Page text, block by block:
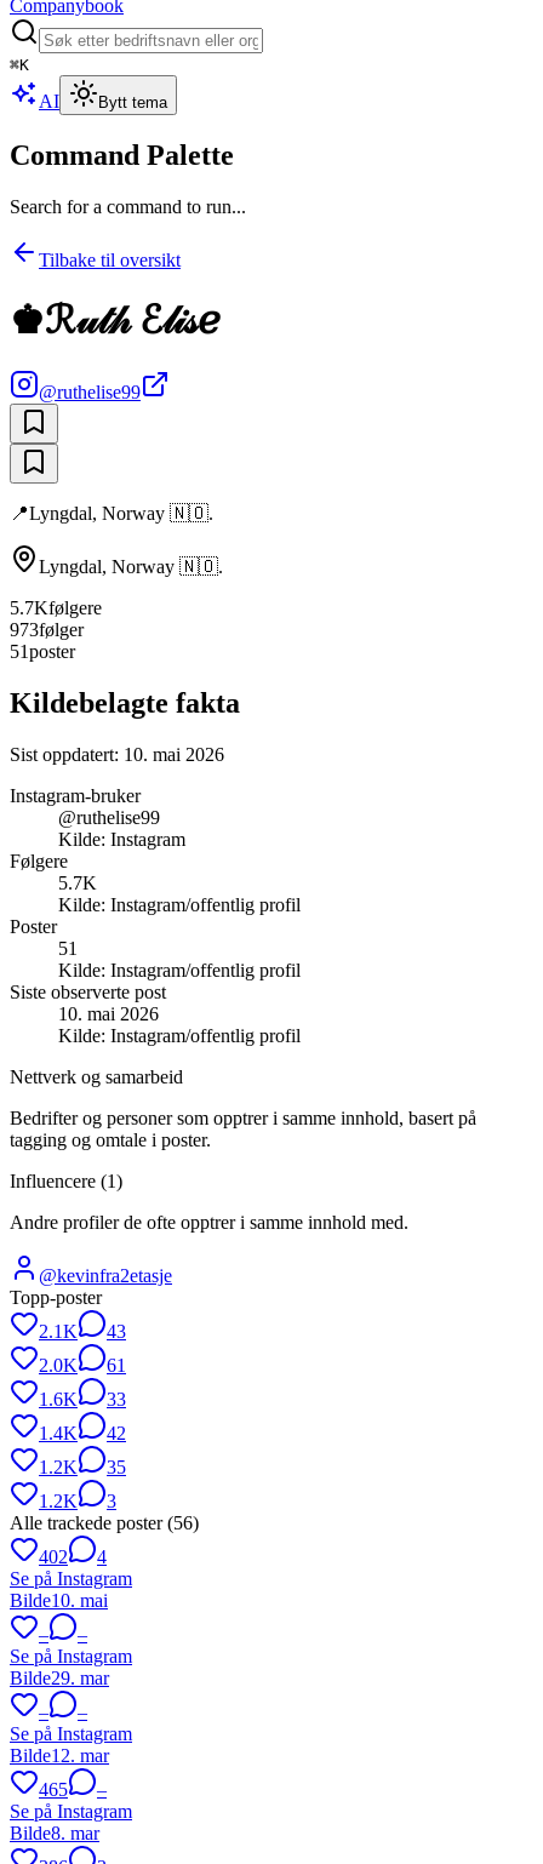
Companybook
⌘K
AI Bytt tema
Command Palette
Search for a command to run...
Tilbake til oversikt
♚ℛ𝓊𝓉𝒽 ℰ𝓁𝒾𝓈ℯ
@ruthelise99
📍Lyngdal, Norway 🇳🇴.
Lyngdal, Norway 🇳🇴.
5.7Kfølgere
973følger
51poster
Kildebelagte fakta
Sist oppdatert: 10. mai 2026
Instagram-bruker
@ruthelise99
Kilde: Instagram
Følgere
5.7K
Kilde: Instagram/offentlig profil
Poster
51
Kilde: Instagram/offentlig profil
Siste observerte post
10. mai 2026
Kilde: Instagram/offentlig profil
Nettverk og samarbeid
Bedrifter og personer som opptrer i samme innhold, basert på
tagging og omtale i poster.
Influencere (1)
Andre profiler de ofte opptrer i samme innhold med.
@kevinfra2etasje
Topp-poster
2.1K
43
2.0K
61
1.6K
33
1.4K
42
1.2K
35
1.2K
3
Alle trackede poster (56)
402
4
Se på Instagram
Bilde10. mai
–
–
Se på Instagram
Bilde29. mar
–
–
Se på Instagram
Bilde12. mar
465
–
Se på Instagram
Bilde8. mar